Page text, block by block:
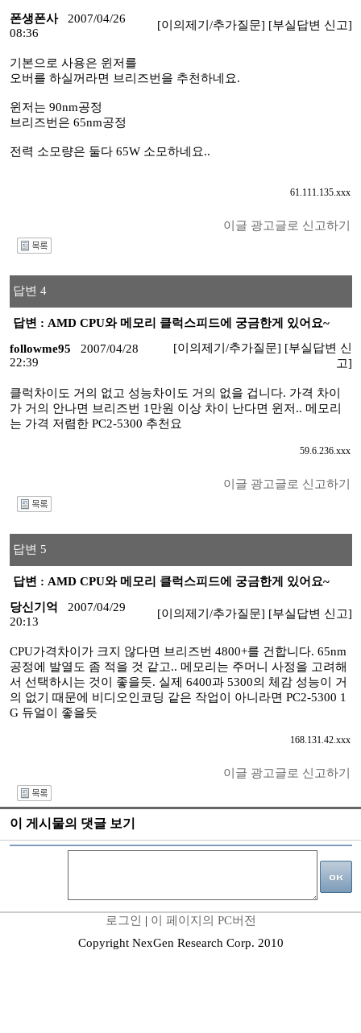
폰생폰사
2007/04/26
08:36
[이의제기/추가질문] [부실답변 신고]
기본으로 사용은 윈저를
오버를 하실꺼라면 브리즈번을 추천하네요.
윈저는 90nm공정
브리즈번은 65nm공정
전력 소모량은 둘다 65W 소모하네요..
61.111.135.xxx
이글 광고글로 신고하기
답변 4
답변 : AMD CPU와 메모리 클럭스피드에 궁금한게 있어요~
followme95
2007/04/28
22:39
[이의제기/추가질문] [부실답변 신
고]
클럭차이도 거의 없고 성능차이도 거의 없을 겁니다. 가격 차이
가 거의 안나면 브리즈번 1만원 이상 차이 난다면 윈저.. 메모리
는 가격 저렴한 PC2-5300 추천요
59.6.236.xxx
이글 광고글로 신고하기
답변 5
답변 : AMD CPU와 메모리 클럭스피드에 궁금한게 있어요~
당신기억
2007/04/29
20:13
[이의제기/추가질문] [부실답변 신고]
CPU가격차이가 크지 않다면 브리즈번 4800+를 건합니다. 65nm
공정에 발열도 좀 적을 것 같고.. 메모리는 주머니 사정을 고려해
서 선택하시는 것이 좋을듯. 실제 6400과 5300의 체감 성능이 거
의 없기 때문에 비디오인코딩 같은 작업이 아니라면 PC2-5300 1
G 듀얼이 좋을듯
168.131.42.xxx
이글 광고글로 신고하기
이 게시물의 댓글 보기
로그인 | 이 페이지의 PC버전
Copyright NexGen Research Corp. 2010